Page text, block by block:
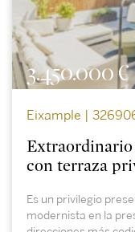
3.450.000 €
Eixample |
Extraordinario
con terraza
Es un privilegio
modernista en la